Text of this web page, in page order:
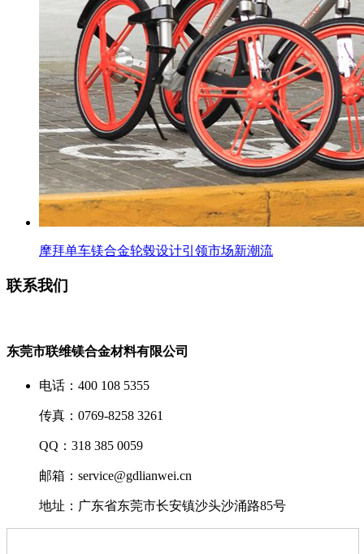
摩拜单车镁合金轮毂设计引领市场新潮流
联系我们
东莞市联维镁合金材料有限公司
电话：400 108 5355
传真：0769-8258 3261
QQ：318 385 0059
邮箱：service@gdlianwei.cn
地址：广东省东莞市长安镇沙头沙涌路85号